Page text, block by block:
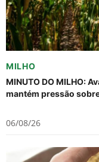
MILHO
MINUTO DO MILHO:
mantém pressão
06/08/26